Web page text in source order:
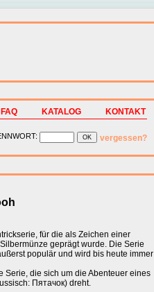
FAQ KATALOG KONTAKT
vergessen?
für die als Zeichen einer
geprägt wurde. Die Serie
populär und wird bis heute immer
Serie, die sich um die Abenteuer eines
Пятачок) dreht.